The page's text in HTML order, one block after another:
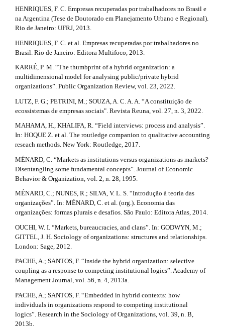
HENRIQUES, F. C. Empresas recuperadas por trabalhadores no Brasil e
na Argentina (Tese de Doutorado em Planejamento Urbano e Regional).
Rio de Janeiro: UFRJ, 2013.
HENRIQUES, F. C. et al. Empresas recuperadas por trabalhadores no
Brasil. Rio de Janeiro: Editora Multifoco, 2013.
KARRÉ, P. M. “The thumbprint of a hybrid organization: a
multidimensional model for analysing public/private hybrid
organizations”. Public Organization Review, vol. 23, 2022.
LUTZ, F. G.; PETRINI, M.; SOUZA, A. C. A. A. “A constituição de
ecossistemas de empresas sociais". Revista Reuna, vol. 27, n. 3, 2022.
MAHAMA, H., KHALIFA, R. “Field interviews: process and analysis”.
In: HOQUE Z. et al. The routledge companion to qualitative accounting
reseach methods. New York: Routledge, 2017.
MÉNARD, C. “Markets as institutions versus organizations as markets?
Disentangling some fundamental concepts”. Journal of Economic
Behavior & Organization, vol. 2, n. 28, 1995.
MÉNARD, C.; NUNES, R.; SILVA, V. L. S. “Introdução à teoria das
organizações”. In: MÉNARD, C. et al. (org.). Economia das
organizações: formas plurais e desafios. São Paulo: Editora Atlas, 2014.
OUCHI, W. I. “Markets, bureaucracies, and clans”. In: GODWYN, M.;
GITTEL, J. H. Sociology of organizations: structures and relationships.
London: Sage, 2012.
PACHE, A.; SANTOS, F. “Inside the hybrid organization: selective
coupling as a response to competing institutional logics”. Academy of
Management Journal, vol. 56, n. 4, 2013a.
PACHE, A.; SANTOS, F. “Embedded in hybrid contexts: how
individuals in organizations respond to competing institutional
logics”. Research in the Sociology of Organizations, vol. 39, n. B,
2013b.